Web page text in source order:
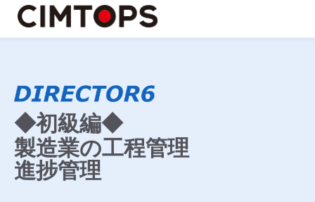
◆初級編◆
製造業の工程管理
進捗管理